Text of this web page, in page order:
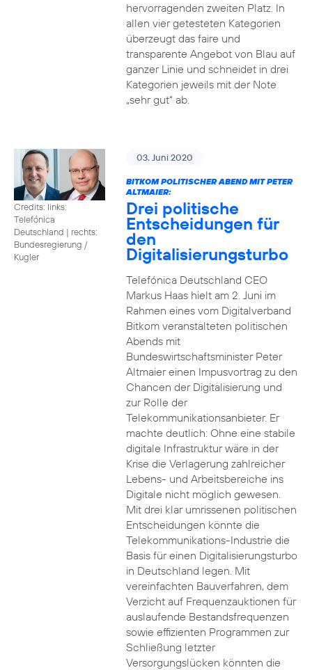
hervorragenden zweiten Platz. In
allen vier getesteten Kategorien
überzeugt das faire und
transparente Angebot von Blau auf
ganzer Linie und schneidet in drei
Kategorien jeweils mit der Note
„sehr gut“ ab.
Credits: links:
Telefónica
Deutschland | rechts:
Bundesregierung /
Kugler
03. Juni 2020
BITKOM POLITISCHER ABEND MIT PETER
ALTMAIER:
Drei politische
Entscheidungen für
den
Digitalisierungsturbo
Telefónica Deutschland CEO
Markus Haas hielt am 2. Juni im
Rahmen eines vom Digitalverband
Bitkom veranstalteten politischen
Abends mit
Bundeswirtschaftsminister Peter
Altmaier einen Impusvortrag zu den
Chancen der Digitalisierung und
zur Rolle der
Telekommunikationsanbieter. Er
machte deutlich: Ohne eine stabile
digitale Infrastruktur wäre in der
Krise die Verlagerung zahlreicher
Lebens- und Arbeitsbereiche ins
Digitale nicht möglich gewesen.
Mit drei klar umrissenen politischen
Entscheidungen könnte die
Telekommunikations-Industrie die
Basis für einen Digitalisierungsturbo
in Deutschland legen. Mit
vereinfachten Bauverfahren, dem
Verzicht auf Frequenzauktionen für
auslaufende Bestandsfrequenzen
sowie effizienten Programmen zur
Schließung letzter
Versorgungslücken könnten die